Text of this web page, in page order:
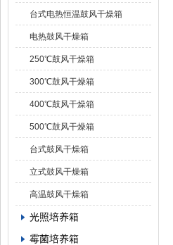
台式电热恒温鼓风干燥箱
电热鼓风干燥箱
250℃鼓风干燥箱
300℃鼓风干燥箱
400℃鼓风干燥箱
500℃鼓风干燥箱
台式鼓风干燥箱
立式鼓风干燥箱
高温鼓风干燥箱
光照培养箱
霉菌培养箱